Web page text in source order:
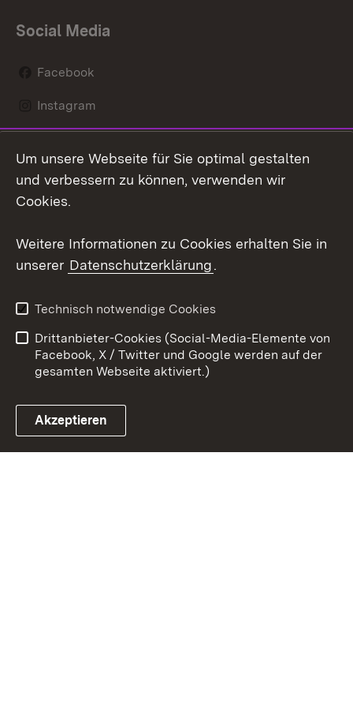
Social Media
Facebook
Instagram
Mastodon
Youtube
Link zum Landesportal
Kontakt
Datenschutz
Barrierefreiheit
Impressum Cookies
Um unsere Webseite für Sie optimal gestalten
und verbessern zu können, verwenden wir
Cookies.
Weitere Informationen zu Cookies erhalten Sie in
unserer Datenschutzerklärung.
Technisch notwendige Cookies
Drittanbieter-Cookies (Social-Media-Elemente von
Facebook, X / Twitter und Google werden auf der
gesamten Webseite aktiviert.)
Akzeptieren